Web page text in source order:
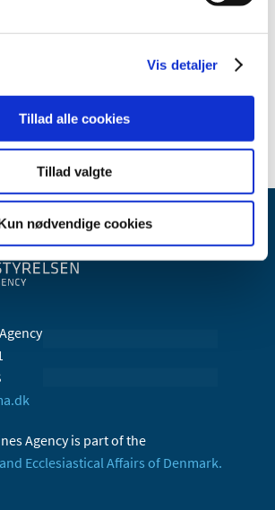
Vis detaljer
Tillad alle cookies
Tillad valgte
nødvendige cookies
Agency is part of the
Ecclesiastical Affairs of Denmark.